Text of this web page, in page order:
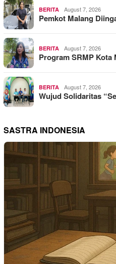
BERITA August 7, 2026
Pemkot Malang
BERITA August 7, 2026
Program SRMP
BERITA August 7, 2026
Wujud Solidaritas
SASTRA INDONESIA